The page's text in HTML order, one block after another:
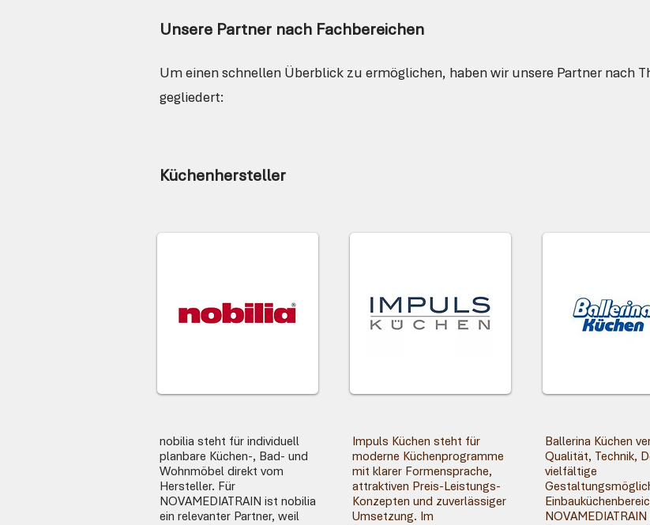
Unsere Partner nach Fachbereichen
Um einen schnellen Überblick zu ermöglichen, haben wir unsere Partner nach
gegliedert:
Küchenhersteller
nobilia steht für individuell
planbare Küchen-, Bad- und
Wohnmöbel direkt vom
Hersteller. Für
NOVAMEDIATRAIN ist nobilia
ein relevanter Partner, weil
Impuls Küchen steht für
moderne Küchenprogramme
mit klarer Formensprache,
attraktiven Preis-Leistungs-
Konzepten und zuverlässiger
Umsetzung. Im
Ballerina Küchen
Qualität, Technik,
vielfältige